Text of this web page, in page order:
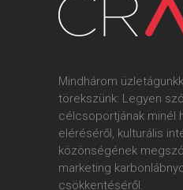
Mindhárom
törekszünk: Legyen
célcsoportjának minél
eléréséről, kulturális
közönségének
marketing
csökkentéséről.